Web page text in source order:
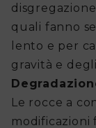
per
Avvisi
regionali
di
quali fanno
lento e per
gravità e
Le rocce a
modificazioni